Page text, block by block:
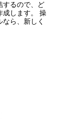
するので、ど
成します。 操
ら、新しく